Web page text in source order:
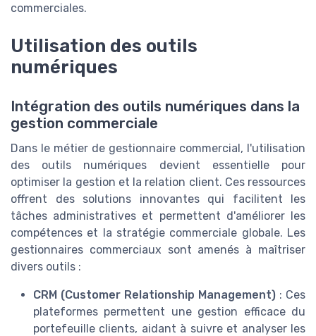
commerciales.
Utilisation des outils
numériques
Intégration des outils numériques dans la
gestion commerciale
Dans le métier de gestionnaire commercial, l'utilisation
des outils numériques devient essentielle pour
optimiser la gestion et la relation client. Ces ressources
offrent des solutions innovantes qui facilitent les
tâches administratives et permettent d'améliorer les
compétences et la stratégie commerciale globale. Les
gestionnaires commerciaux sont amenés à maîtriser
divers outils :
CRM (Customer Relationship Management) : Ces
plateformes permettent une gestion efficace du
portefeuille clients, aidant à suivre et analyser les